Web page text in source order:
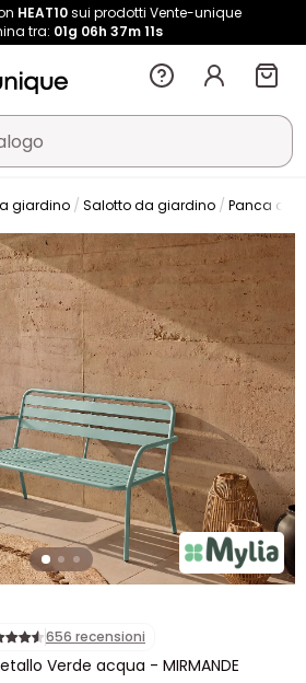
HEAT10sui prodotti Vente-unique
tra: 01g 06h 37m11s
giardino Salotto da giardino Panca da
656 recensioni
Verde acqua - MIRMANDE